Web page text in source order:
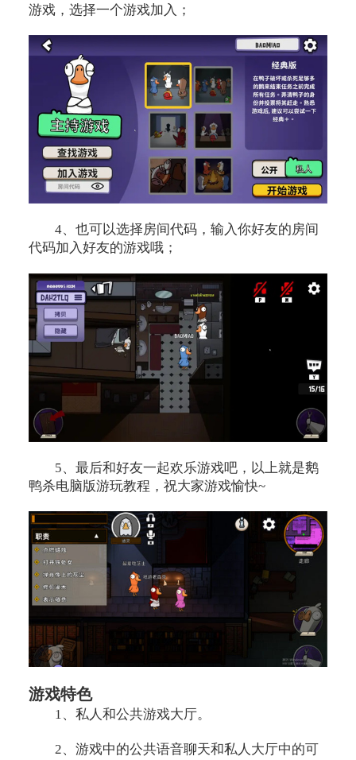
游戏，选择一个游戏加入；
4、也可以选择房间代码，输入你好友的房间
代码加入好友的游戏哦；
5、最后和好友一起欢乐游戏吧，以上就是鹅
鸭杀电脑版游玩教程，祝大家游戏愉快~
游戏特色
1、私人和公共游戏大厅。
2、游戏中的公共语音聊天和私人大厅中的可